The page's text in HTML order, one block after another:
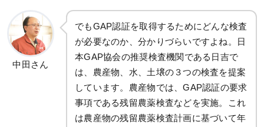
中田さん
でもGAP認証を取得するためにどんな検査
が必要なのか、分かりづらいですよね。日
本GAP協会の推奨検査機関である日吉で
は、農産物、水、土壌の３つの検査を提案
しています。農産物では、GAP認証の要求
事項である残留農薬検査などを実施。これ
は農産物の残留農薬検査計画に基づいて年